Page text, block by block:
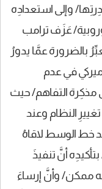
وإلى استعدادِه
عَزَف ترامب
بالضرورة عمَّا يدورُ
في عدم
مذكِرة التفاهم/ حيث
النظام وعند
خط الوسط لاقاهُ
أنَّ تنفيذَ
ممكن/ وأنَّ إرساءَ